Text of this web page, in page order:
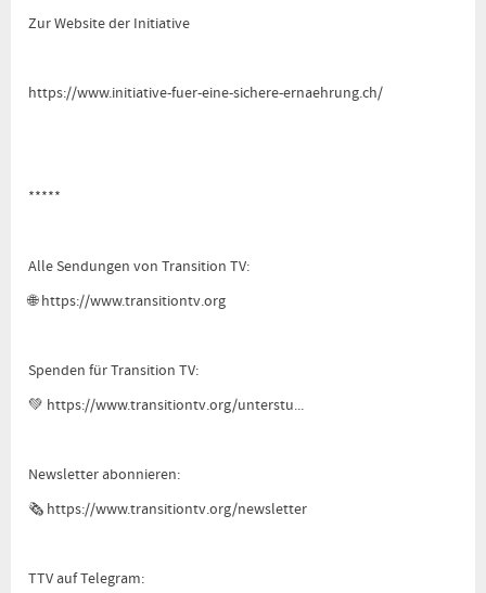
Zur Website der Initiative
https://www.initiative-fuer-eine-sichere-ernaehrung.ch/
*****
Alle Sendungen von Transition TV:
🌐https://www.transitiontv.org
Spenden für Transition TV:
💚 https://www.transitiontv.org/unterstu...
Newsletter abonnieren:
🗞 https://www.transitiontv.org/newsletter
TTV auf Telegram: